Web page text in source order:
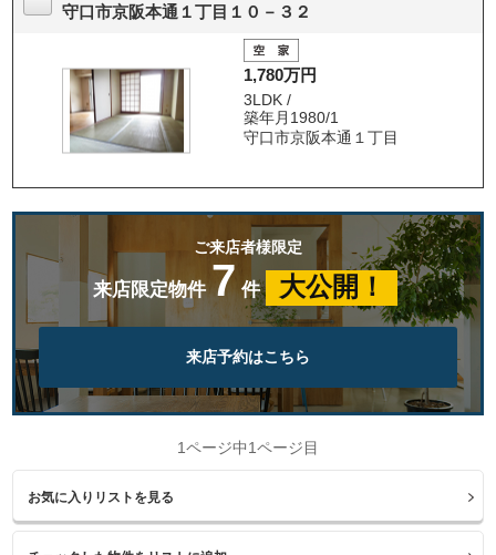
守口市京阪本通１丁目１０－３２
1,780万円
3LDK /
築年月1980/1
守口市京阪本通１丁目
ご来店者様限定
来店限定物件 7 件 大公開！
来店予約はこちら
1ページ中1ページ目
お気に入りリストを見る